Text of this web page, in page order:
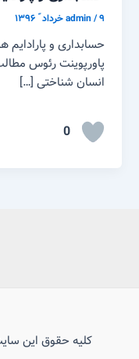
admin/۹ خرداد ّ ۱۳۹۶
حسابداری و پارادایم
پاورپوینت رئوس
انسان شناختی […]
0
کلیه حقوق این